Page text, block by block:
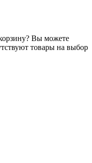
Вы можете
товары на выбор